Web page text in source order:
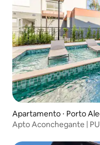
Apartamento ⋅ Porto
Apto Aconchegante |